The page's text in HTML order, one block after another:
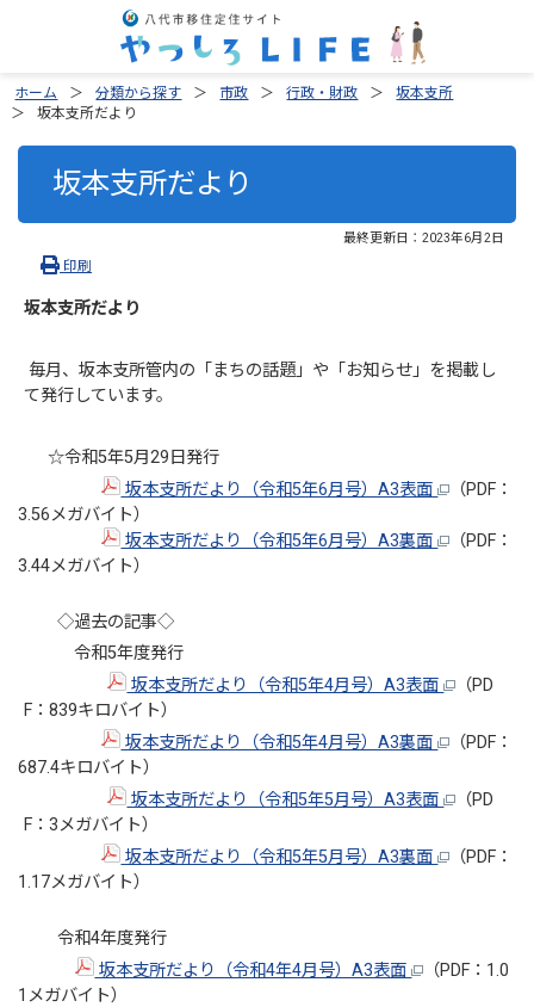
ホーム 分類から探す 市政 行政・財政
坂本支所
坂本支所だより
坂本支所だより
最終更新日： 2023年6月2日
印刷
坂本支所だより
毎月、坂本支所管内の「まちの話題」や「お知らせ」を掲載し
て発行しています。
☆令和5年5月29日発行
坂本支所だより（令和5年6月号）A3表面
（PDF：
3.56メガバイト）
坂本支所だより（令和5年6月号）A3裏面
（PDF：
3.44メガバイト）
◇過去の記事◇
令和5年度発行
坂本支所だより（令和5年4月号）A3表面
（PD
F：839キロバイト）
坂本支所だより（令和5年4月号）A3裏面
（PDF：
687.4キロバイト）
坂本支所だより（令和5年5月号）A3表面
（PD
F：3メガバイト）
坂本支所だより（令和5年5月号）A3裏面
（PDF：
1.17メガバイト）
令和4年度発行
坂本支所だより（令和4年4月号）A3表面
（PDF：1.0
1メガバイト）